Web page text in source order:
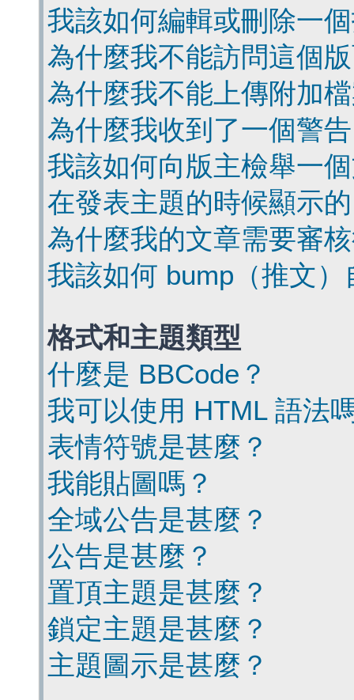
我該如何編輯或刪除一
為什麼我不能訪問這個
為什麼我不能上傳附加
為什麼我收到了一個警
我該如何向版主檢舉一
在發表主題的時候顯示
為什麼我的文章需要審
我該如何 bump（推文
格式和主題類型
什麼是 BBCode？
我可以使用 HTML 語法
表情符號是甚麼？
我能貼圖嗎？
全域公告是甚麼？
公告是甚麼？
置頂主題是甚麼？
鎖定主題是甚麼？
主題圖示是甚麼？